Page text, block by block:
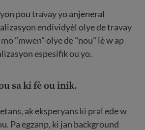
pou travay yo anjeneral
endividyèl olye de travay
"mwen" olye de "nou" lè w ap
espesifik ou yo.
sa ki fè ou inik.
ak eksperyans ki pral ede w
Pa egzanp, ki jan background